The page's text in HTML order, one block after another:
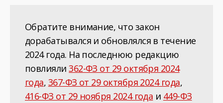
Обратите внимание, что закон
дорабатывался и обновлялся в течение
2024 года. На последнюю редакцию
повлияли362-ФЗ от 29 октября 2024
года, 367-ФЗ от 29 октября 2024 года,
416-ФЗ от 29 ноября 2024 года и 449-ФЗ